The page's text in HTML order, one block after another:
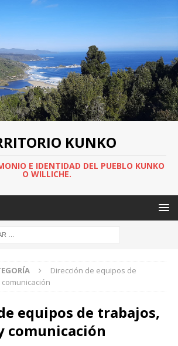
KUNKO
E IDENTIDAD DEL PUEBLO KUNKO
O WILLICHE.
Dirección de equipos de
equipos de trabajos,
comunicación